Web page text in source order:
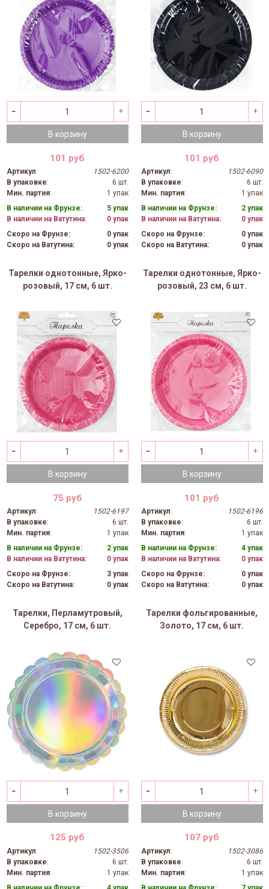
В корзину
101 руб
Артикул:
1502-6200
В упаковке:
6 шт.
Мин. партия:
1 упак
В наличии на Фрунзе:
5 упак
В наличии на Ватутина:
0 упак
Скоро на Фрунзе:
0 упак
Скоро на Ватутина:
0 упак
В корзину
101 руб
Артикул:
1502-6090
В упаковке:
6 шт.
Мин. партия:
1 упак
В наличии на Фрунзе:
2 упак
В наличии на Ватутина:
0 упак
Скоро на Фрунзе:
0 упак
Скоро на Ватутина:
0 упак
Тарелки однотонные, Ярко-
розовый, 17 см, 6 шт.
В корзину
75 руб
Артикул:
1502-6197
В упаковке:
6 шт.
Мин. партия:
1 упак
В наличии на Фрунзе:
2 упак
В наличии на Ватутина:
0 упак
Скоро на Фрунзе:
3 упак
Скоро на Ватутина:
0 упак
Тарелки однотонные, Ярко-
розовый, 23 см, 6 шт.
В корзину
101 руб
Артикул:
1502-6196
В упаковке:
6 шт.
Мин. партия:
1 упак
В наличии на Фрунзе:
4 упак
В наличии на Ватутина:
0 упак
Скоро на Фрунзе:
0 упак
Скоро на Ватутина:
0 упак
Тарелки, Перламутровый,
Серебро, 17 см, 6 шт.
В корзину
125 руб
Артикул:
1502-3506
В упаковке:
6 шт.
Мин. партия:
1 упак
Тарелки фольгированные,
Золото, 17 см, 6 шт.
В корзину
107 руб
Артикул:
1502-3086
В упаковке:
6 шт.
Мин. партия:
1 упак